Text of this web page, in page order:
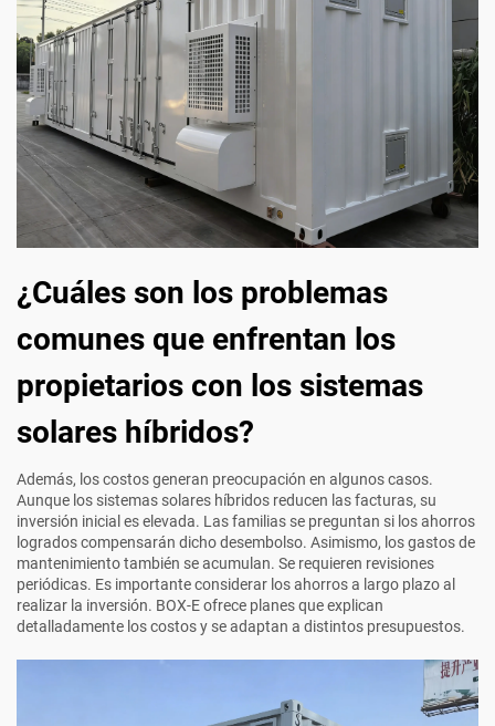
¿Cuáles son los problemas
comunes que enfrentan los
propietarios con los sistemas
solares híbridos?
Además, los costos generan preocupación en algunos casos.
Aunque los sistemas solares híbridos reducen las facturas, su
inversión inicial es elevada. Las familias se preguntan si los ahorros
logrados compensarán dicho desembolso. Asimismo, los gastos de
mantenimiento también se acumulan. Se requieren revisiones
periódicas. Es importante considerar los ahorros a largo plazo al
realizar la inversión. BOX-E ofrece planes que explican
detalladamente los costos y se adaptan a distintos presupuestos.